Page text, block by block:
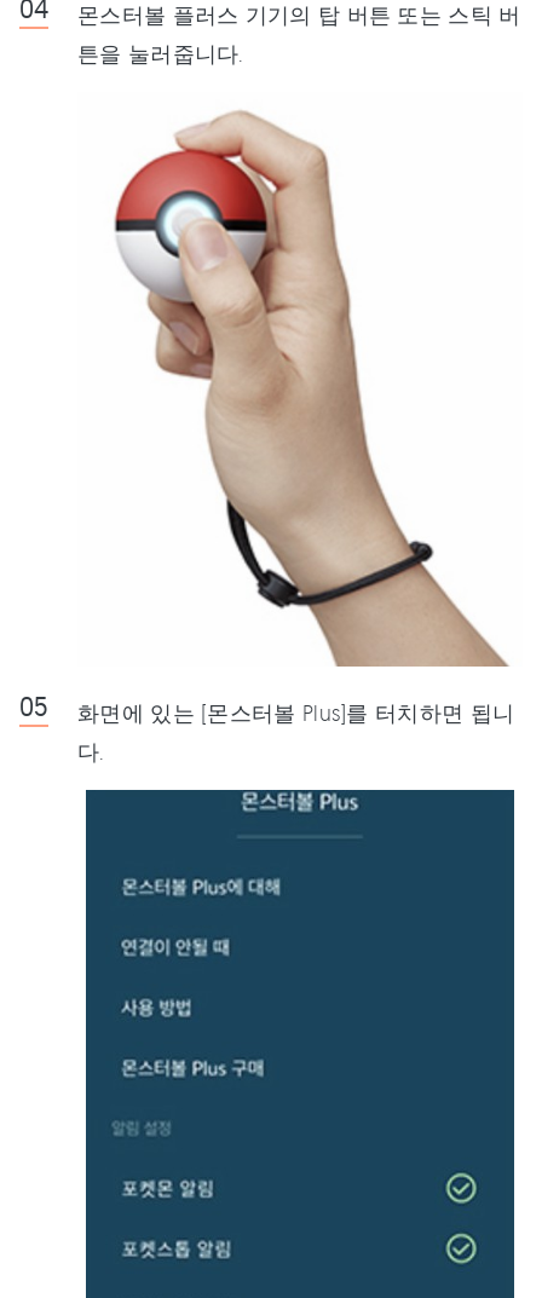
몬스터볼 플러스 기기의 탑 버튼 또는 스틱 버
튼을 눌러줍니다.
화면에 있는 [몬스터볼 Plus]를 터치하면 됩니
다.